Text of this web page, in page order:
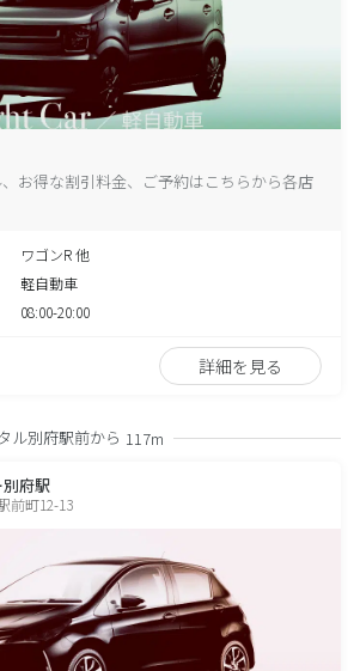
お得な割引料金、ご予約はこちらから各店
ワゴンR 他
軽自動車
08:00-20:00
詳細を見る
ル別府駅前から 117m
府駅
前町12-13